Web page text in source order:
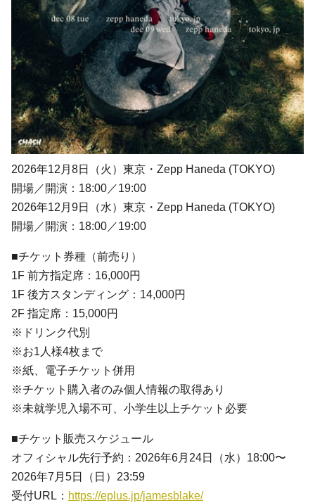
2026年12月8日（火）東京・Zepp Haneda (TOKYO)
開場／開演：18:00／19:00
2026年12月9日（水）東京・Zepp Haneda (TOKYO)
開場／開演：18:00／19:00
■チケット券種（前売り）
1F 前方指定席：16,000円
1F 後方スタンディング：14,000円
2F 指定席：15,000円
※ドリンク代別
※お1人様4枚まで
※紙、電子チケット併用
※チケット購入者のみ個人情報の取得あり
※未就学児入場不可、小学生以上チケット必要
■チケット販売スケジュール
オフィシャル先行予約：2026年6月24日（水）18:00〜
2026年7月5日（日）23:59
受付URL： https://eplus.jp/jamesblake/